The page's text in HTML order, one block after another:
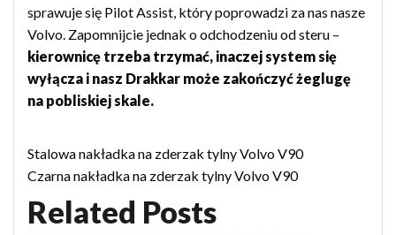
sprawuje się Pilot Assist, który poprowadzi za nas nasze
Volvo. Zapomnijcie jednak o odchodzeniu od steru –
kierownicę trzeba trzymać, inaczej system się
wyłącza i nasz Drakkar może zakończyć żeglugę
na pobliskiej skale.
Stalowa nakładka na zderzak tylny Volvo V90
Czarna nakładka na zderzak tylny Volvo V90
Related Posts